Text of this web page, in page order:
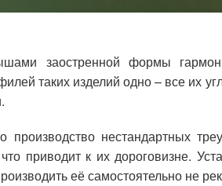
заостренной формы
таких изделий одно – все их
производство нестандартных
приводит к их дороговизне.
её самостоятельно не